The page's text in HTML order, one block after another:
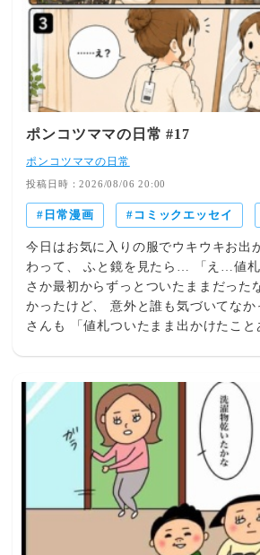
ポンコツママの日常 #17
ポンコツママの日常
投稿日時：2026/08/06 20:00
日常漫画 コミックエッセイ
今日はお気に入りの服でウキウキお出
わって、 ふと鏡を見たら… 「え…値札
さか最初からずっとついたままだった
かったけど、 意外と誰も気づいてな
さんも 「値札ついたまま出かけたこと